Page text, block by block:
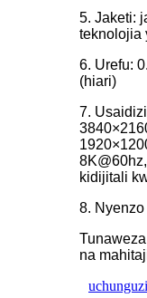
5. Jaketi:
teknolojia
6. Urefu:
(hiari)
7.
kidijitali
8.
na
uchunguzi